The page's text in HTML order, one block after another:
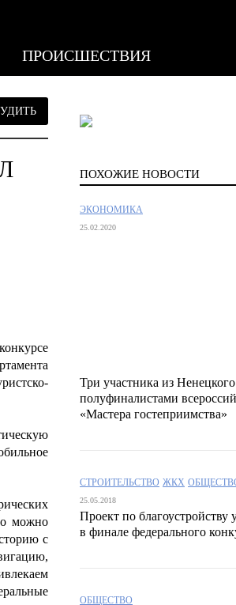
ПРОИСШЕСТВИЯ
можно
с
ПОХОЖИЕ НОВОСТИ
ЭКОНОМИКА
25.02.2020
Три участника из
полуфиналистами
«Мастера гостеприимства»
СТРОИТЕЛЬСТВО ЖКХ
25.05.2018
Проект по
в финале федерального
ОБЩЕСТВО